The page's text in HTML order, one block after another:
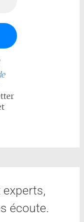
experts,
écoute.